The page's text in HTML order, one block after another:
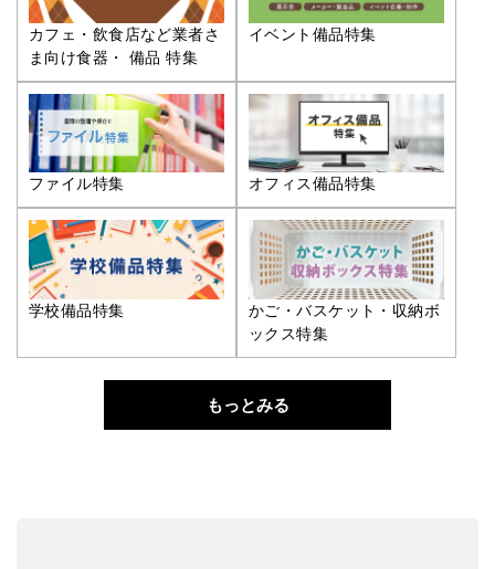
カフェ・飲食店など業者さ
ま向け食器・ 備品 特集
イベント備品特集
ファイル特集 オフィス備品特集
学校備品特集
かご・バスケット・収納ボ
ックス特集
もっとみる